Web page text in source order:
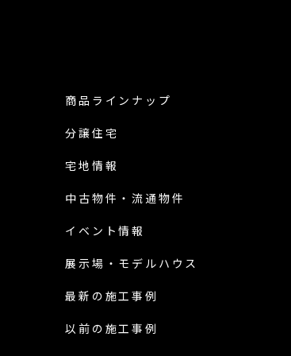
商品ラインナップ
分譲住宅
宅地情報
中古物件・流通物件
イベント情報
展示場・ モデルハウス
最新の施工事例
以前の施工事例